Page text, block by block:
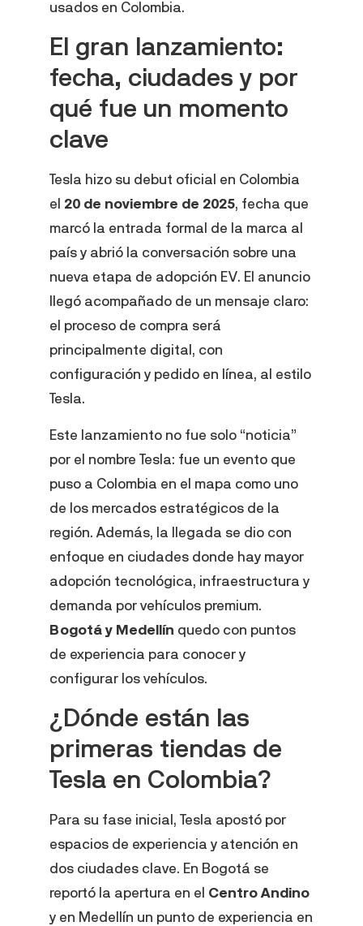
usados en Colombia.
El gran lanzamiento:
fecha, ciudades y por
qué fue un momento
clave
Tesla hizo su debut oficial en Colombia
el 20 de noviembre de 2025, fecha que
marcó la entrada formal de la marca al
país y abrió la conversación sobre una
nueva etapa de adopción EV. El anuncio
llegó acompañado de un mensaje claro:
el proceso de compra será
principalmente digital, con
configuración y pedido en línea, al estilo
Tesla.
Este lanzamiento no fue solo “noticia”
por el nombre Tesla: fue un evento que
puso a Colombia en el mapa como uno
de los mercados estratégicos de la
región. Además, la llegada se dio con
enfoque en ciudades donde hay mayor
adopción tecnológica, infraestructura y
demanda por vehículos premium.
Bogotá y Medellín quedo con puntos
de experiencia para conocer y
configurar los vehículos.
¿Dónde están las
primeras tiendas de
Tesla en Colombia?
Para su fase inicial, Tesla apostó por
espacios de experiencia y atención en
dos ciudades clave. En Bogotá se
reportó la apertura en el Centro Andino
y en Medellín un punto de experiencia en